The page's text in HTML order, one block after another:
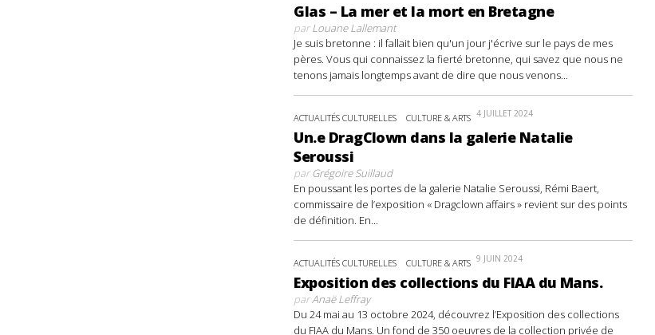
Glas – La mer et la mort en Bretagne
parLouane Lallemant
Je suis bretonne : il fallait bien qu'un jour j'écrive sur le pays de mes
pères. Vous qui connaissez la fierté bretonne, qui savez que nous ne
tenons jamais longtemps avant de dire que nous venons...
ACTUALITÉS CULTURELLES CULTURE & ARTS 4 JUILLET 2024
Un.e DragClown dans la galerie Natalie
Seroussi
parGrégoire Suillaud
En poussant les portes de la galerie Natalie Seroussi, Rémi Baert,
commissaire de l’exposition « Dragclown affairs » revient sur des points
de définition. En...
ACTUALITÉS CULTURELLES CULTURE & ARTS 9 JUIN 2024
Exposition des collections du FIAA du Mans.
parAnaë Leffray
Du 24 mai au 13 octobre 2024, découvrez l’Exposition des collections
du FIAA du Mans. Un fond de 350 oeuvres de la collection privée de